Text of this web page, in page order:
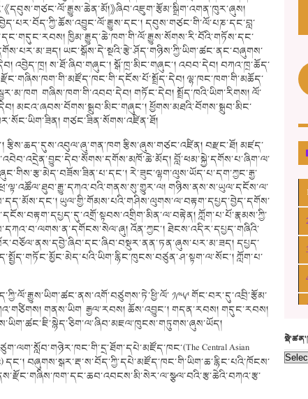
དབུས་གཙང་ལོ་རྒྱུས་ཆེན་མོ།》ཞིབ་འཇུག་རྩོམ་སྒྲིག་འགན་ཁུར་ཞུས།
དབུས་གཙང་གི་ལོ་པཎ་དང་བླ་
ཁྱིམ་རྒྱུད་ཆེ་ཁག་གི་ལོ་རྒྱུས་སོགས་རི་བོའི་གཏོས་དང་
ཡང་སྒོས་དེ་སྔའི་རྩེ་ཤོད་གཉིས་ཀྱི་ཡིག་ཚང་ནང་བཞུགས་
འབྱེད་ཁྲ། ས་ཐོ་ཞིབ་གཞུང་། སྒོ་ཁྲ་མིང་གཞུང་། འབབ་དེབ། བཀའ་ཁྲ་ཆོད་
ལྷ་ཁང་ཁག་གི་མཆོད་
གཞིས་ཁག་གི་འབབ་དེབ། གཏོང་དེབ། སྤྲོད་ཁའི་ཡིག་རིགས། ལོ་
མངའ་ཞབས་བོགས་སྒྲུབ་མིང་གཞུང་། ཕྱོགས་མཐའི་བོགས་སྒྲུབ་མིང་
གཙང་ཟིན་སོགས་འཛིན་ཐོ།
རྩིས་ཆད་དུས་འབུལ་ཞུ་གན་ཁག རྩིས་ཞུས་གཙང་འཛིན། བརྫང་ཐོ། མཛད་
བློ་ཕམ་སྐྱེ་དགོས་པ་ཞིག་ལ་
རེ་ཟུང་ལྷག་ལུས་ཡོད་པ་དག་ཀྱང་རྒྱ་
གཉིས་ནས་ས་ཡུལ་དངོས་ལ་
ཡུལ་གྱི་གོམས་པའི་གཤིས་ལུགས་ལ་བརྟག་དཔྱད་བྱེད་དགོས་
ཀློག་པ་པོ་རྣམས་ཀྱི་
འོན་ཀྱང་། ཐེངས་འདིར་དཔྱད་གཞིའི་
དཔྱད་
ཀློག་པ་
༡༩༥༩ གོང་བར་དུ་འབྲི་རྩོམ་
གནས་ཡིག རྒྱལ་རབས། ཆོས་འབྱུང་། གདན་རབས། གདུང་རབས།
Central Asian
དང་། བཞུགས་སྒར་རྡ་ས་བོད་ཀྱི་དཔེ་མཛོད་ཁང་གི་ཡིག་ཆ་རྙིང་པའི་ཁོངས་